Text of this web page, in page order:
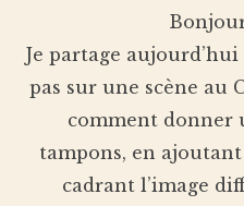
Je partage
pas sur une scène au
comment donner
tampons, en
cadrant l’image